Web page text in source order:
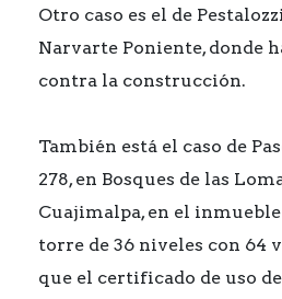
Otro caso es el de
Narvarte Poniente, donde
contra la construcción.
También está el caso de
278, en Bosques de las
Cuajimalpa, en el
torre de 36 niveles con 64
que el certificado de uso